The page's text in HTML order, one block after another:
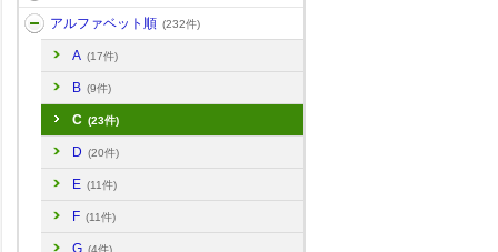
アルファベット順 (232件)
A (17件)
B (9件)
C (23件)
D (20件)
E (11件)
F (11件)
G (4件)